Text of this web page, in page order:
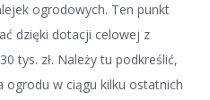
ogrodowych. Ten punkt
dzięki dotacji celowej z
tys. zł. Należy tu podkreślić,
w ciągu kilku ostatnich